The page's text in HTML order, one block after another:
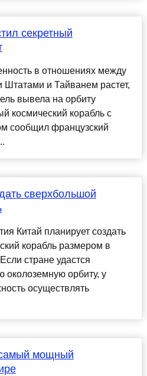
секретный
в отношениях между
и Тайванем растет,
вывела на орбиту
космический корабль с
сообщил французский
сверхбольшой
Китай планирует создать
корабль размером в
стране удастся
околоземную орбиту, у
осуществлять
мощный